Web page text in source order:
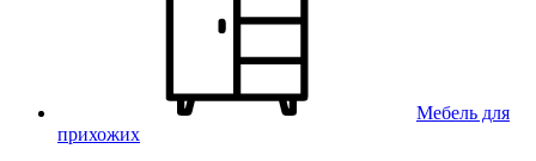
Мебель для
прихожих